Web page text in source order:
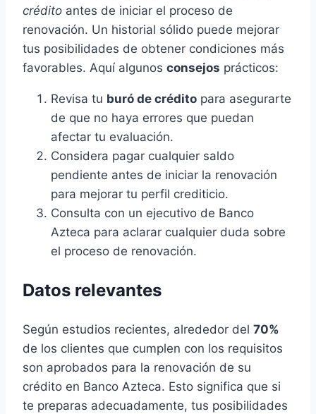
crédito antes de iniciar el proceso de
renovación. Un historial sólido puede mejorar
tus posibilidades de obtener condiciones más
favorables. Aquí algunos consejos prácticos:
Revisa tu buró de crédito para asegurarte
de que no haya errores que puedan
afectar tu evaluación.
Considera pagar cualquier saldo
pendiente antes de iniciar la renovación
para mejorar tu perfil crediticio.
Consulta con un ejecutivo de Banco
Azteca para aclarar cualquier duda sobre
el proceso de renovación.
Datos relevantes
Según estudios recientes, alrededor del 70%
de los clientes que cumplen con los requisitos
son aprobados para la renovación de su
crédito en Banco Azteca. Esto significa que si
te preparas adecuadamente, tus posibilidades